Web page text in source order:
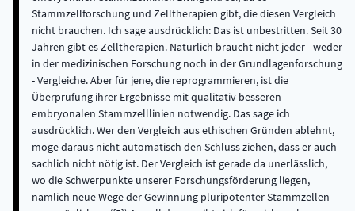
Stammzellforschung und Zelltherapien gibt, die diesen Vergleich
nicht brauchen. Ich sage ausdrücklich: Das ist unbestritten. Seit 30
Jahren gibt es Zelltherapien. Natürlich braucht nicht jeder - weder
in der medizinischen Forschung noch in der Grundlagenforschung
- Vergleiche. Aber für jene, die reprogrammieren, ist die
Überprüfung ihrer Ergebnisse mit qualitativ besseren
embryonalen Stammzelllinien notwendig. Das sage ich
ausdrücklich. Wer den Vergleich aus ethischen Gründen ablehnt,
möge daraus nicht automatisch den Schluss ziehen, dass er auch
sachlich nicht nötig ist. Der Vergleich ist gerade da unerlässlich,
wo die Schwerpunkte unserer Forschungsförderung liegen,
nämlich neue Wege der Gewinnung pluripotenter Stammzellen